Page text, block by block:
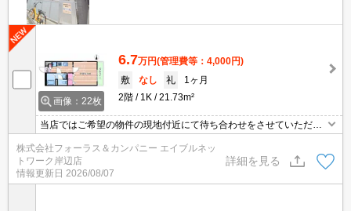
画像：22枚
6.7万円(管理費等：4,000円)
敷
なし 礼
1ヶ月
2階
1K 21.73m²
当店ではご希望の物件の現地付近にて待ち合わせをさせていただき
ご内覧いただくサービスや、主要駅までのお迎えサービスも実施中
です。詳しくは 当店「０１２０－９６７－０９９」にお気軽にお問
合せ下さい♪
株式会社フォーラス＆カンパニー エイブルネッ
トワーク岸辺店
情報更新日 2026/08/07
詳細を見る